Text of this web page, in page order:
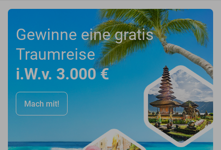
Gewinne eine gratis
Traumreise
i.W.v. 3.000 €
Mach mit!